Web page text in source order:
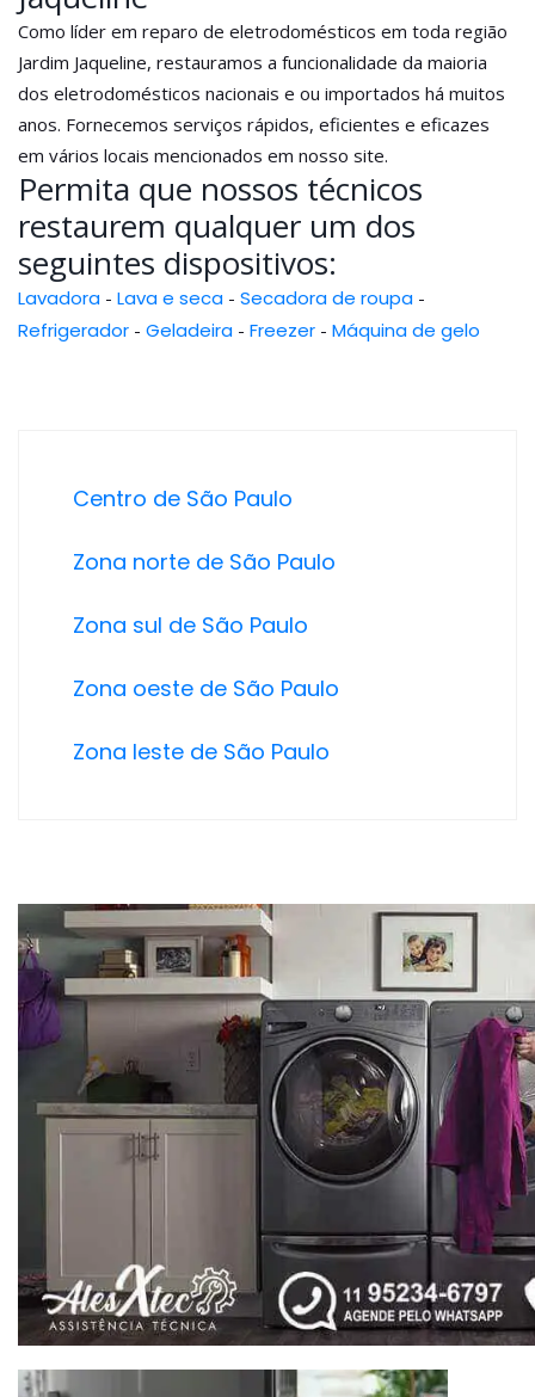
Como líder em reparo de eletrodomésticos em toda região
Jardim Jaqueline, restauramos a funcionalidade da maioria
dos eletrodomésticos nacionais e ou importados há muitos
anos. Fornecemos serviços rápidos, eficientes e eficazes
em vários locais mencionados em nosso site.
Permita que nossos técnicos
restaurem qualquer um dos
seguintes dispositivos:
Lavadora - Lava e seca - Secadora de roupa -
Refrigerador - Geladeira - Freezer - Máquina de gelo
Centro de São Paulo
Zona norte de São Paulo
Zona sul de São Paulo
Zona oeste de São Paulo
Zona leste de São Paulo